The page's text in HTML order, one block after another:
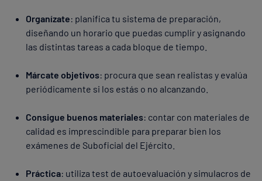
Organízate: planifica tu sistema de preparación,
diseñando un horario que puedas cumplir y asignando
las distintas tareas a cada bloque de tiempo.
Márcate objetivos: procura que sean realistas y evalúa
periódicamente si los estás o no alcanzando.
Consigue buenos materiales: contar con materiales de
calidad es imprescindible para preparar bien los
exámenes de Suboficial del Ejército.
Práctica: utiliza test de autoevaluación y simulacros de